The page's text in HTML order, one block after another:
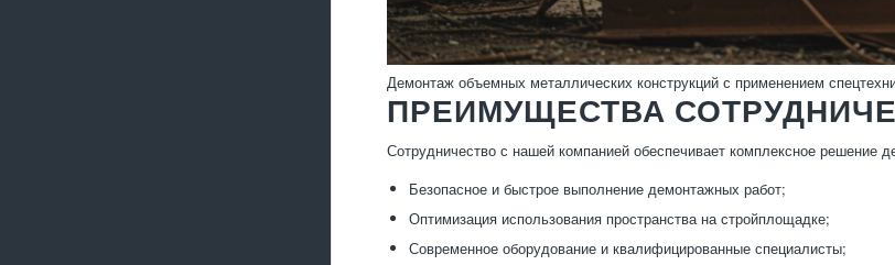
Демонтаж объемных металлических конструкций с применением
ПРЕИМУЩЕСТВА
Сотрудничество с нашей компанией обеспечивает комплексное
Безопасное и быстрое выполнение демонтажных работ;
Оптимизация использования пространства на стройплощадке;
Современное оборудование и квалифицированные специалисты;